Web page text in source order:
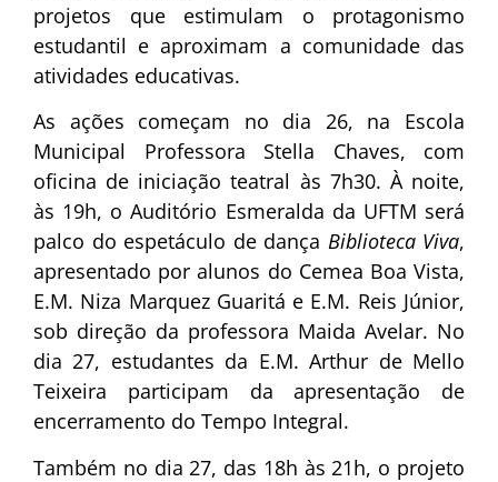
projetos que estimulam o protagonismo
estudantil e aproximam a comunidade das
atividades educativas.
As ações começam no dia 26, na Escola
Municipal Professora Stella Chaves, com
oficina de iniciação teatral às 7h30. À noite,
às 19h, o Auditório Esmeralda da UFTM será
palco do espetáculo de dança Biblioteca Viva,
apresentado por alunos do Cemea Boa Vista,
E.M. Niza Marquez Guaritá e E.M. Reis Júnior,
sob direção da professora Maida Avelar. No
dia 27, estudantes da E.M. Arthur de Mello
Teixeira participam da apresentação de
encerramento do Tempo Integral.
Também no dia 27, das 18h às 21h, o projeto